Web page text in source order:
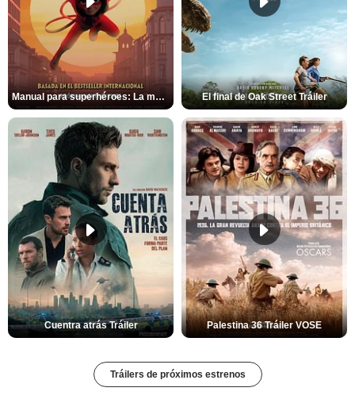
Manual para superhéroes: La máscara roja Tráiler El final de Oak Street Tráiler
Cuentra atrás Tráiler Palestina 36 Tráiler VOSE
Tráilers de próximos estrenos